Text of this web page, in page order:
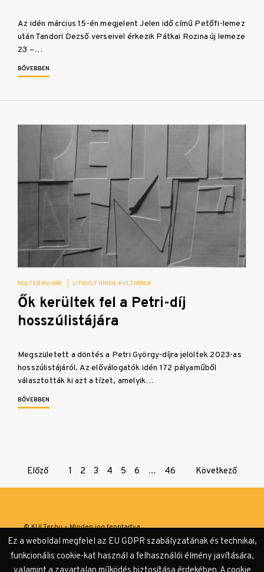
Az idén március 15-én megjelent Jelen idő című Petőfi-lemez
után Tandori Dezső verseivel érkezik Pátkai Rozina új lemeze
23 –…
BŐVEBBEN
KULTER.HU HÍR LITKULT HÍREK KULTHÍREK
Ők kerültek fel a Petri-díj
hosszúlistájára
Megszületett a döntés a Petri György-díjra jelöltek 2023-as
hosszúlistájáról. Az előválogatók idén 172 pályaműből
választották ki azt a tízet, amelyik…
BŐVEBBEN
Page
Előző 1 2 3 4 5 6 … 46 Következő
© KULTer.hu – Minden jog fenntartva
Ez a weboldal megfelel az EU GDPR szabályzatának és technikai,
funkcionális cookie-kat használ a felhasználói élmény javítására,